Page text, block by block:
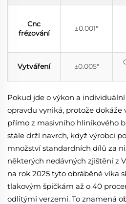
Cnc
frézování
±0.001"
Vytváření ±0.005"
Pokud jde o výkon a
opravdu vyniká, protože dokáže
přímo z masivního hliníkového
stále drží navrch, když výrobci
množství standardních dílů za
některých nedávných zjištění z
na rok 2025 tyto obráběné víka
tlakovým špičkám až o 40
odlitými verzemi. To znamená